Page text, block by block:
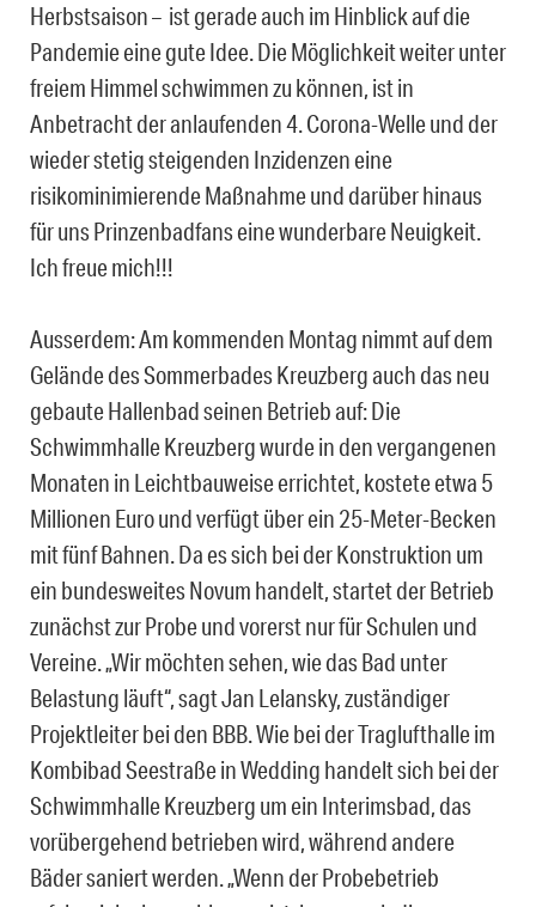
Herbstsaison – ist gerade auch im Hinblick auf die
Pandemie eine gute Idee. Die Möglichkeit weiter unter
freiem Himmel schwimmen zu können, ist in
Anbetracht der anlaufenden 4. Corona-Welle und der
wieder stetig steigenden Inzidenzen eine
risikominimierende Maßnahme und darüber hinaus
für uns Prinzenbadfans eine wunderbare Neuigkeit.
Ich freue mich!!!
Ausserdem: Am kommenden Montag nimmt auf dem
Gelände des Sommerbades Kreuzberg auch das neu
gebaute Hallenbad seinen Betrieb auf: Die
Schwimmhalle Kreuzberg wurde in den vergangenen
Monaten in Leichtbauweise errichtet, kostete etwa 5
Millionen Euro und verfügt über ein 25-Meter-Becken
mit fünf Bahnen. Da es sich bei der Konstruktion um
ein bundesweites Novum handelt, startet der Betrieb
zunächst zur Probe und vorerst nur für Schulen und
Vereine. „Wir möchten sehen, wie das Bad unter
Belastung läuft“, sagt Jan Lelansky, zuständiger
Projektleiter bei den BBB. Wie bei der Traglufthalle im
Kombibad Seestraße in Wedding handelt sich bei der
Schwimmhalle Kreuzberg um ein Interimsbad, das
vorübergehend betrieben wird, während andere
Bäder saniert werden. „Wenn der Probebetrieb